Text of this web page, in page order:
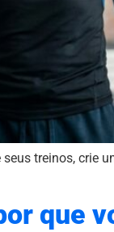
treinos, crie
que